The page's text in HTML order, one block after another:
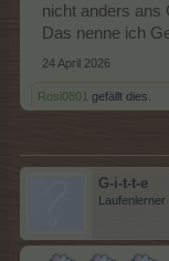
nicht anders ans
Das nenne ich
24 April 2026
Rosi0801 gefällt dies.
G-i-t-t-e
Laufenlerner